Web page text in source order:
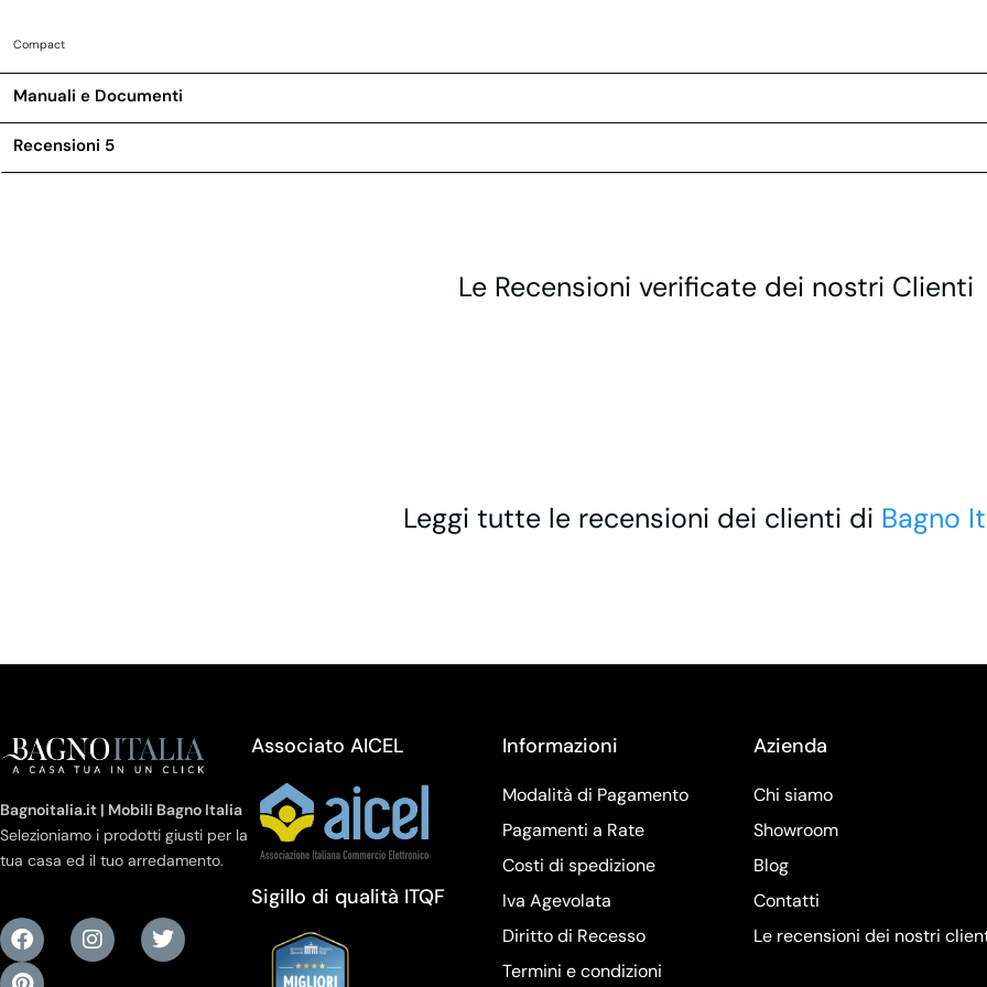
Compact
Manuali e Documenti
Recensioni 5
Le Recensioni verificate dei nostri Clienti
Leggi tutte le recensioni dei clienti di Bagno
Bagnoitalia.it | Mobili Bagno Italia
Selezioniamo i prodotti giusti per la
tua casa ed il tuo arredamento.
Associato AICEL
Sigillo di qualità ITQF
Informazioni
Modalità di Pagamento
Pagamenti a Rate
Costi di spedizione
Iva Agevolata
Diritto di Recesso
Termini e condizioni
Azienda
Chi siamo
Showroom
Blog
Contatti
Le recensioni dei nostri